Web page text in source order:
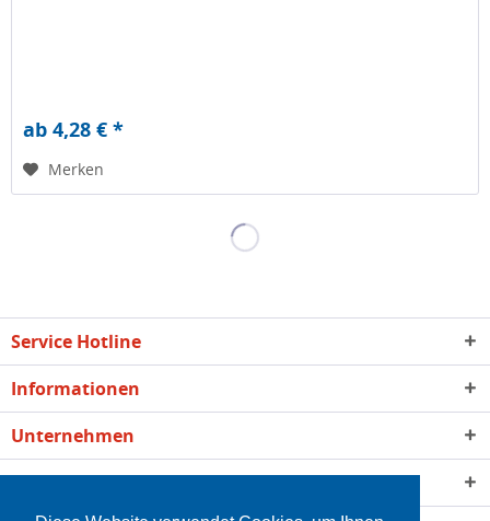
ab 4,28 € *
Merken
Service Hotline
Informationen
Unternehmen
Qualität